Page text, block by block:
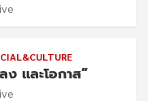
และโอกาส”